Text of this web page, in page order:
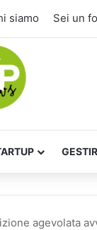
siamo Sei un
agevolata